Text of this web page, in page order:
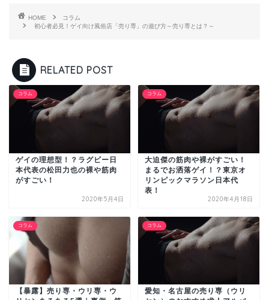
HOME
コラム
初心者必見！ゲイ向け風俗店「売り専」の遊び方～売り専とは？～
RELATED POST
コラム
ゲイの理想型！？ラグビー日
本代表の松田力也の裸や筋肉
がすごい！
2020年5月4日
コラム
大迫傑の筋肉や裸がすごい！
まるでお洒落ゲイ！？東京オ
リンピックマラソン日本代
表！
2020年4月18日
コラム
【暴露】売り専・ウリ専・ウ
コラム
愛知・名古屋の売り専（ウリ